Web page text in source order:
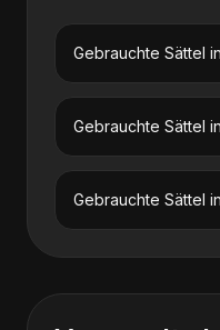
Gebrauchte Sättel in
Gebrauchte Sättel in
Gebrauchte Sättel in